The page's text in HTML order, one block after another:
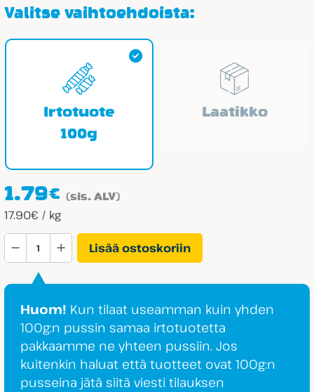
-
Valitse vaihtoehdoista:
Irtotuote
100g
Laatikko
1.79€ (sis. ALV)
17.90€ / kg
Panda
Valko­
suklaa­
rulla
määrä
Lisää ostoskoriin
Huom! Kun tilaat useamman kuin yhden
100g:n pussin samaa irtotuotetta
pakkaamme ne yhteen pussiin. Jos
kuitenkin haluat että tuotteet ovat 100g:n
pusseina jätä siitä viesti tilauksen